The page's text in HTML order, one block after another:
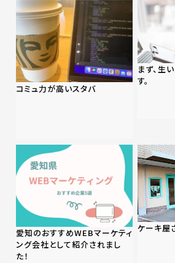
コミュ力が高いスタバ
まず、生
す。
愛知のおすすめWEBマーケティ
ング会社として紹介されまし
た！
ケーキ屋